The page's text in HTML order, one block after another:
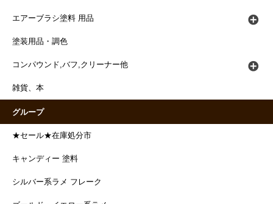
エアーブラシ塗料 用品
塗装用品・調色
コンパウンド,バフ,クリーナー他
雑貨、本
グループ
★セール★在庫処分市
キャンディー 塗料
シルバー系ラメ フレーク